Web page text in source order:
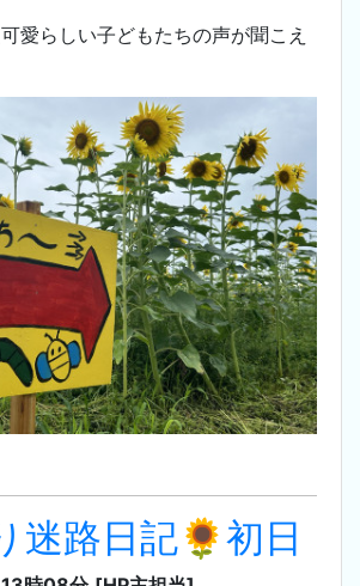
愛らしい子どもたちの声が聞こえ
迷路日記🌻初日